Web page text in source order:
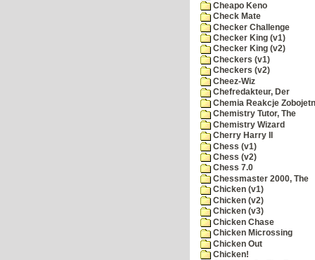
Cheapo Keno
Check Mate
Checker Challenge
Checker King (v1)
Checker King (v2)
Checkers (v1)
Checkers (v2)
Cheez-Wiz
Chefredakteur, Der
Chemia Reakcje
Chemistry Tutor, The
Chemistry Wizard
Cherry Harry II
Chess (v1)
Chess (v2)
Chess 7.0
Chessmaster 2000, The
Chicken (v1)
Chicken (v2)
Chicken (v3)
Chicken Chase
Chicken Microssing
Chicken Out
Chicken!